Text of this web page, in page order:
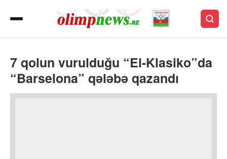
7 qolun vurulduğu “El-Klasiko”da
“Barselona” qələbə qazandı